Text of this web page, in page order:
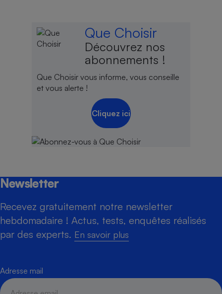
Que Choisir
Découvrez nos
abonnements !
Que Choisir vous informe, vous conseille
et vous alerte !
Cliquez ici
Newsletter
Recevez gratuitement notre newsletter
hebdomadaire ! Actus, tests, enquêtes réalisés
par des experts. En savoir plus
Adresse mail